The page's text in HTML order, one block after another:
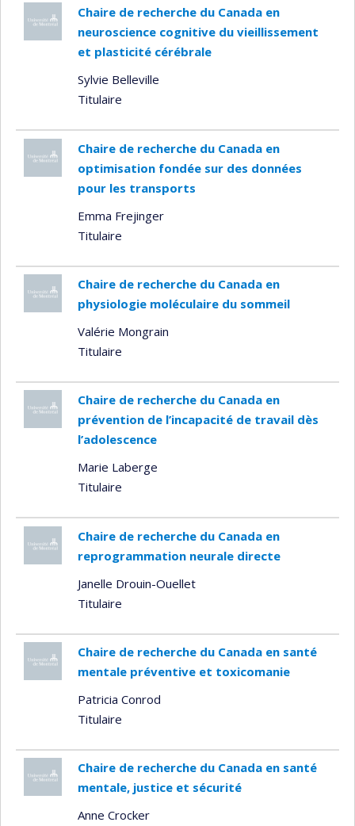
Chaire de recherche du Canada en
neuroscience cognitive du vieillissement
et plasticité cérébrale
Sylvie Belleville
Titulaire
Chaire de recherche du Canada en
optimisation fondée sur des données
pour les transports
Emma Frejinger
Titulaire
Chaire de recherche du Canada en
physiologie moléculaire du sommeil
Valérie Mongrain
Titulaire
Chaire de recherche du Canada en
prévention de l’incapacité de travail dès
l’adolescence
Marie Laberge
Titulaire
Chaire de recherche du Canada en
reprogrammation neurale directe
Janelle Drouin-Ouellet
Titulaire
Chaire de recherche du Canada en santé
mentale préventive et toxicomanie
Patricia Conrod
Titulaire
Chaire de recherche du Canada en santé
mentale, justice et sécurité
Anne Crocker